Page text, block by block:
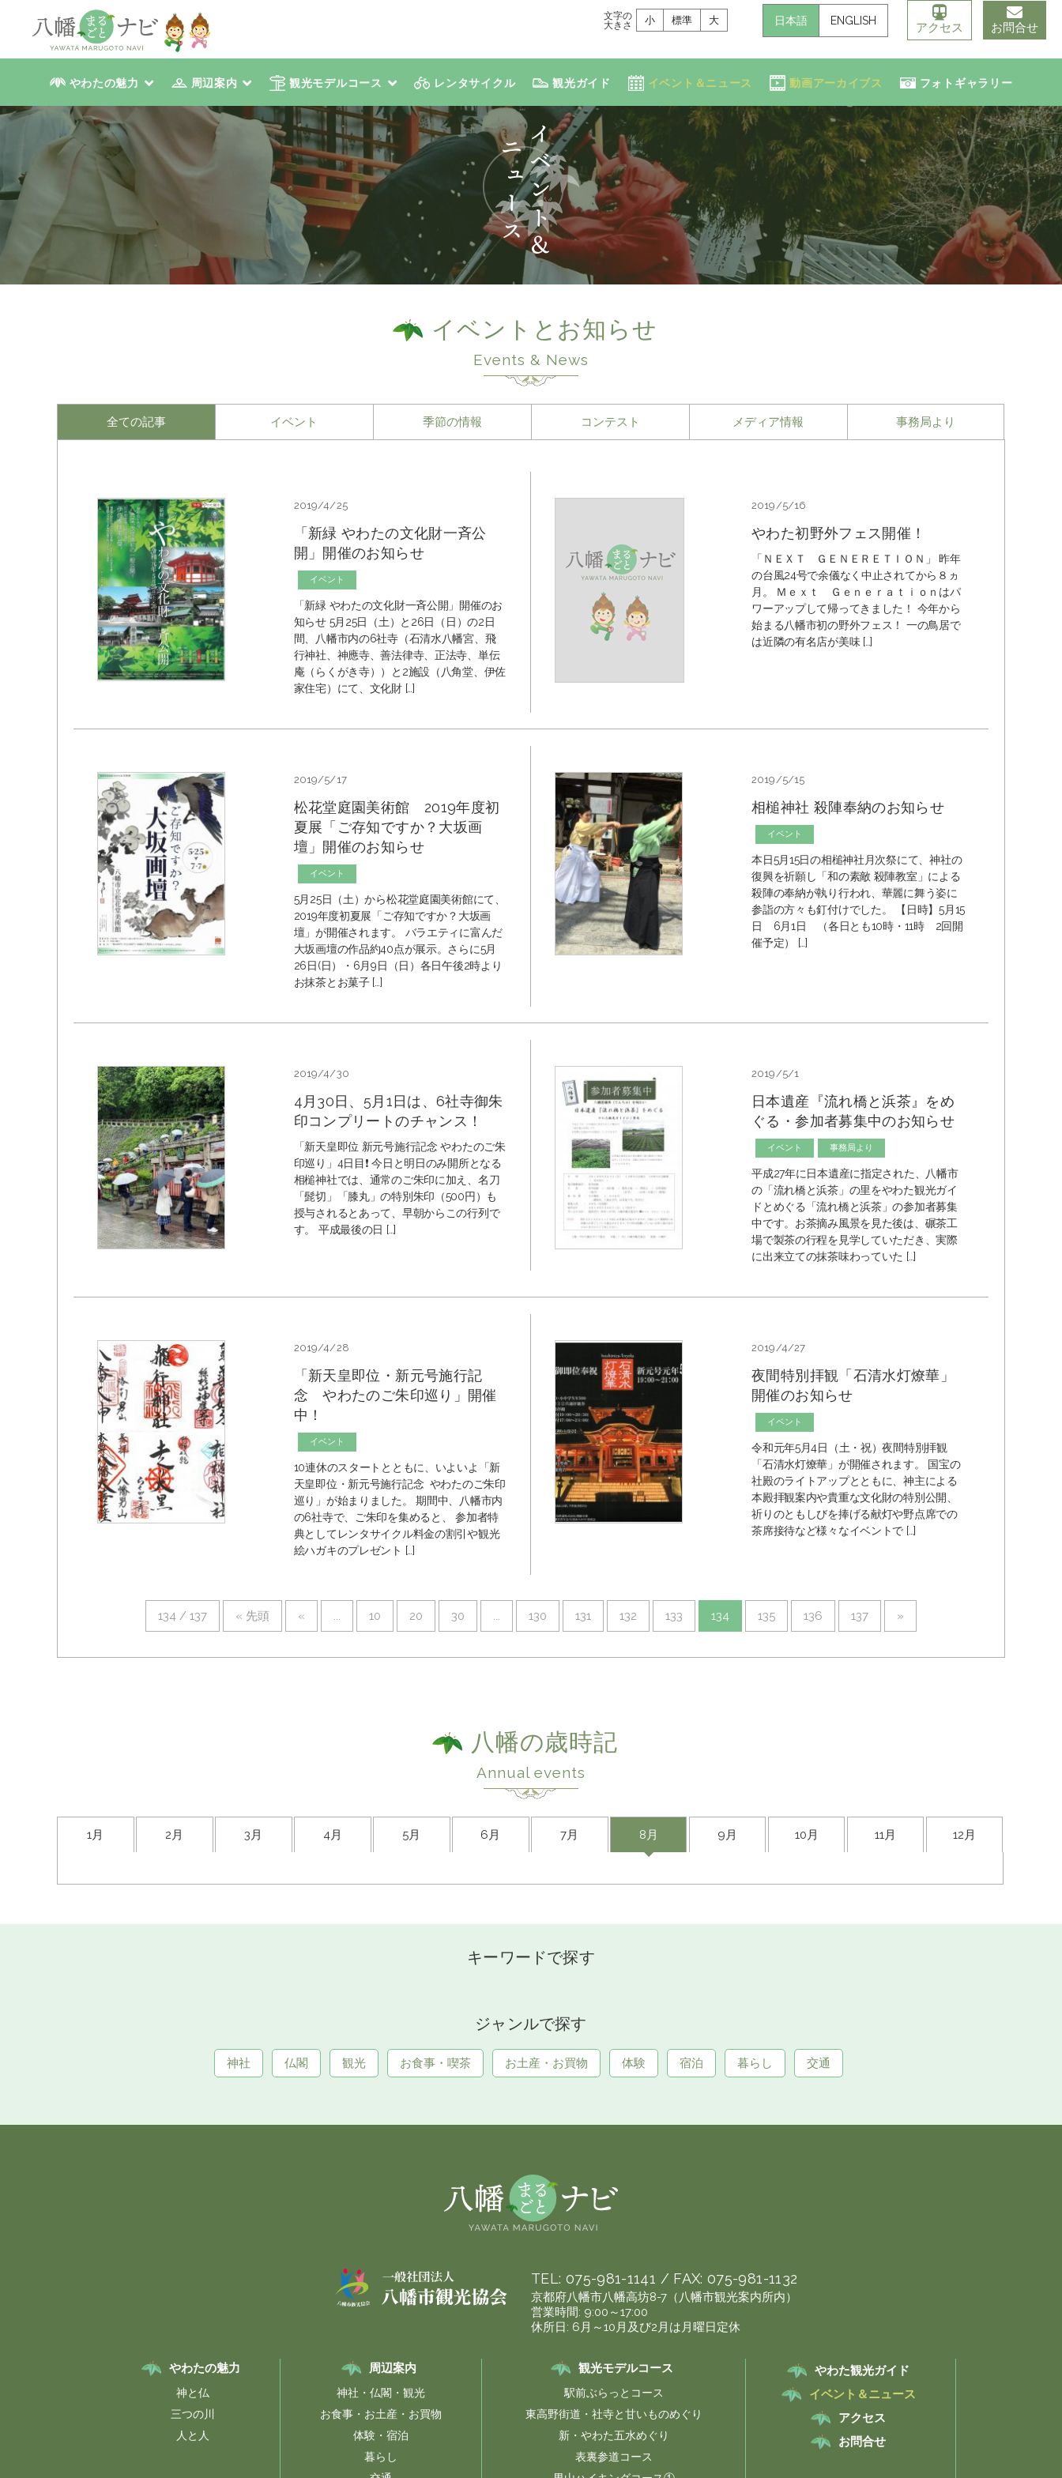
文字の
大きさ
小 標準 大 日本語 ENGLISH
アクセス お問合せ
やわたの魅力 周辺案内 観光モデルコース レンタサイクル 観光ガイド イベント＆ニュース 動画アーカイブス フォトギャラリー
イベントとお知らせ
Events & News
全ての記事 イベント 季節の情報 コンテスト メディア情報 事務局より
2019/4/25
「新緑 やわたの文化財一斉公
開」開催のお知らせ
イベント
「新緑 やわたの文化財一斉公開」開催のお
知らせ 5月25日（土）と26日（日）の2日
間、八幡市内の6社寺（石清水八幡宮、飛
行神社、神應寺、善法律寺、正法寺、単伝
庵（らくがき寺））と2施設（八角堂、伊佐
家住宅）にて、文化財 […]
2019/5/16
やわた初野外フェス開催！
「ＮＥＸＴ ＧＥＮＥＲＥＴＩＯＮ」 昨年
の台風24号で余儀なく中止されてから８ヵ
月。 Ｍｅｘｔ Ｇｅｎｅｒａｔｉｏｎはパ
ワーアップして帰ってきました！ 今年から
始まる八幡市初の野外フェス！ 一の鳥居で
は近隣の有名店が美味 […]
2019/5/17
松花堂庭園美術館 2019年度初
夏展「ご存知ですか？大坂画
壇」開催のお知らせ
イベント
5月25日（土）から松花堂庭園美術館にて、
2019年度初夏展「ご存知ですか？大坂画
壇」が開催されます。 バラエティに富んだ
大坂画壇の作品約40点が展示。さらに5月
26日(日）・6月9日（日）各日午後2時より
お抹茶とお菓子 […]
2019/5/15
相槌神社 殺陣奉納のお知らせ
イベント
本日5月15日の相槌神社月次祭にて、神社の
復興を祈願し「和の素敵 殺陣教室」による
殺陣の奉納が執り行われ、華麗に舞う姿に
参詣の方々も釘付けでした。 【日時】5月15
日 6月1日 （各日とも10時・11時 2回開
催予定） […]
2019/4/30
4月30日、5月1日は、6社寺御朱
印コンプリートのチャンス！
「新天皇即位 新元号施行記念 やわたのご朱
印巡り」4日目❗️ 今日と明日のみ開所となる
相槌神社では、通常のご朱印に加え、名刀
「髭切」「膝丸」の特別朱印（500円）も
授与されるとあって、早朝からこの行列で
す。 平成最後の日 […]
2019/5/1
日本遺産『流れ橋と浜茶』をめ
ぐる・参加者募集中のお知らせ
イベント 事務局より
平成27年に日本遺産に指定された、八幡市
の「流れ橋と浜茶」の里をやわた観光ガイ
ドとめぐる「流れ橋と浜茶」の参加者募集
中です。お茶摘み風景を見た後は、碾茶工
場で製茶の行程を見学していただき、実際
に出来立ての抹茶味わっていた […]
2019/4/28
「新天皇即位・新元号施行記
念 やわたのご朱印巡り」開催
中！
イベント
10連休のスタートとともに、いよいよ「新
天皇即位・新元号施行記念 やわたのご朱印
巡り」が始まりました。 期間中、八幡市内
の6社寺で、ご朱印を集めると、 参加者特
典としてレンタサイクル料金の割引や観光
絵ハガキのプレゼント […]
2019/4/27
夜間特別拝観「石清水灯燎華」
開催のお知らせ
イベント
令和元年5月4日（土・祝）夜間特別拝観
「石清水灯燎華」が開催されます。 国宝の
社殿のライトアップとともに、神主による
本殿拝観案内や貴重な文化財の特別公開、
祈りのともしびを捧げる献灯や野点席での
茶席接待など様々なイベントで […]
134 / 137 « 先頭 « ... 10 20 30 ... 130 131 132 133 134 135 136 137 »
八幡の歳時記
Annual events
1月 2月 3月 4月 5月 6月 7月 8月 9月 10月 11月 12月
キーワードで探す
ジャンルで探す
神社 仏閣 観光 お食事・喫茶 お土産・お買物 体験 宿泊 暮らし 交通
TEL: 075-981-1141 / FAX:075-981-1132
京都府八幡市八幡高坊8-7（八幡市観光案内所内）
営業時間: 9:00～17:00
休所日: 6月～10月及び2月は月曜日定休
やわたの魅力
神と仏
三つの川
人と人
周辺案内
神社・仏閣・観光
お食事・お土産・お買物
体験・宿泊
暮らし
観光モデルコース
駅前ぶらっとコース
東高野街道・社寺と甘いものめぐり
新・やわた五水めぐり
表裏参道コース
やわた観光ガイド
イベント＆ニュース
アクセス
お問合せ